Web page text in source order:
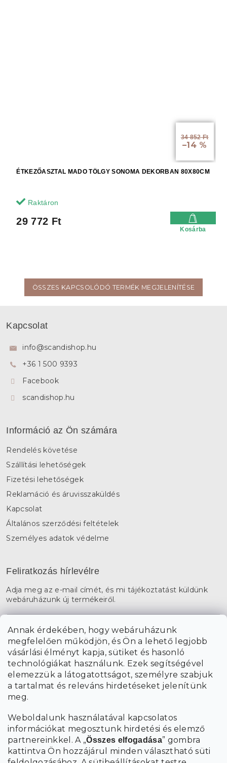
Annak érdekében, hogy webáruházunk
megfelelően működjön, és Ön a lehető legjobb
vásárlási élményt kapja, sütiket és hasonló
technológiákat használunk. Ezek segítségével
elemezzük a látogatottságot, személyre szabjuk
a tartalmat és releváns hirdetéseket jelenítünk
meg.
Weboldalunk használatával kapcsolatos
információkat megosztunk hirdetési és elemző
partnereinkkel. A „Összes elfogadása” gombra
kattintva Ön hozzájárul minden választható süti
34 852 Ft
–14 %
ÉTKEZŐASZTAL MADO TÖLGY SONOMA DEKORBAN 80X80CM
Raktáron
29 772 Ft
Kosárba
ÖSSZES KAPCSOLÓDÓ TERMÉK MEGJELENÍTÉSE
Kapcsolat
info@scandishop.hu
+36 1 500 9393
Facebook
scandishop.hu
Információ az Ön számára
Rendelés követése
Szállítási lehetőségek
Fizetési lehetőségek
Reklamáció és áruvisszaküldés
Kapcsolat
Általános szerződési feltételek
Személyes adatok védelme
Feliratkozás hírlevélre
Adja meg az e-mail címét, és mi tájékoztatást küldünk
webáruházunk új termékeiről.
A hírlevelekre való feliratkozással egyetérteka személyes
adatok feldolgozásával.
FELIRATKOZÁS